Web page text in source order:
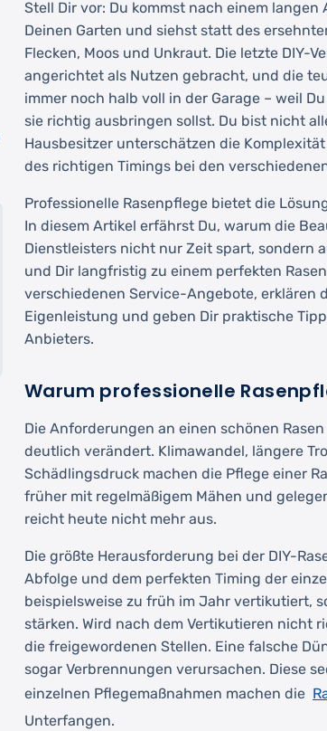
Stell Dir vor: Du kommst nach einem
Deinen Garten und siehst statt des
Flecken, Moos und Unkraut. Die letzte DIY-
angerichtet als Nutzen gebracht, und die
immer noch halb voll in der Garage – weil
sie richtig ausbringen sollst. Du bist nicht
Hausbesitzer unterschätzen die
des richtigen Timings bei den
Professionelle Rasenpflege bietet die
In diesem Artikel erfährst Du, warum die
Dienstleisters nicht nur Zeit spart, sondern
und Dir langfristig zu einem perfekten
verschiedenen Service-Angebote, erklären
Eigenleistung und geben Dir praktische
Anbieters.
Warum professionelle
Die Anforderungen an einen schönen
deutlich verändert. Klimawandel, längere
Schädlingsdruck machen die Pflege einer
früher mit regelmäßigem Mähen und
reicht heute nicht mehr aus.
Die größte Herausforderung bei der DIY-
Abfolge und dem perfekten Timing der
beispielsweise zu früh im Jahr vertikutiert,
stärken. Wird nach dem Vertikutieren nicht
die freigewordenen Stellen. Eine falsche
sogar Verbrennungen verursachen. Diese
einzelnen Pflegemaßnahmen machen die
Unterfangen.